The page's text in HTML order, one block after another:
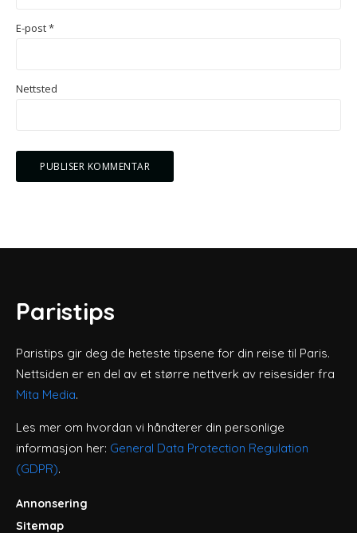
E-post*
Nettsted
Paristips
Paristips gir deg de heteste tipsene for din reise til Paris.
Nettsiden er en del av et større nettverk av reisesider fra
Mita Media.
Les mer om hvordan vi håndterer din personlige
informasjon her: General Data Protection Regulation
(GDPR).
Annonsering
Sitemap